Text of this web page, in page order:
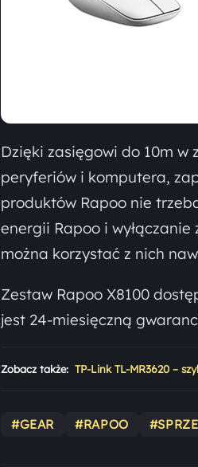
Dzięki zasięgowi do 10m
peryferiów i komputera,
produktów Rapoo nie
energii Rapoo i
można korzystać z nich
Zestaw Rapoo X8100
jest 24-miesięczną
Zobacz także: TP-Link TL-MR3620 –
#GEAR #RAPOO